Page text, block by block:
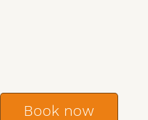
Book now